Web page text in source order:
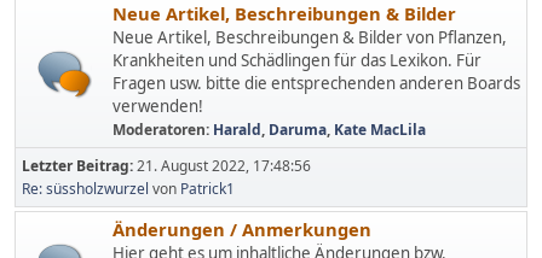
Neue Artikel, Beschreibungen & Bilder
Neue Artikel, Beschreibungen & Bilder von Pflanzen,
Krankheiten und Schädlingen für das Lexikon. Für
Fragen usw. bitte die entsprechenden anderen Boards
verwenden!
Moderatoren: Harald, Daruma, Kate MacLila
Letzter Beitrag:21. August 2022, 17:48:56
Re: süssholzwurzel von Patrick1
Änderungen / Anmerkungen
Hier geht es um inhaltliche Änderungen bzw.